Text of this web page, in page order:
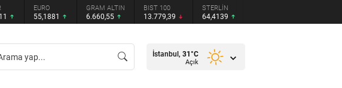
EURO
55,1881
GRAM ALTIN
6.660,55
BIST 100
13.779,39
STERLİN
64,4139
İstanbul, 31°C
Açık